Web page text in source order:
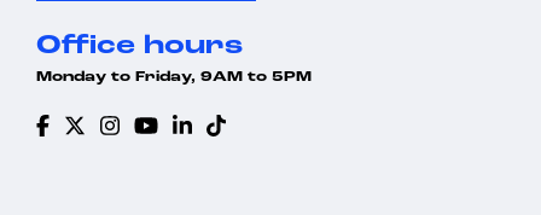
Office hours
Monday to Friday, 9AM to 5PM